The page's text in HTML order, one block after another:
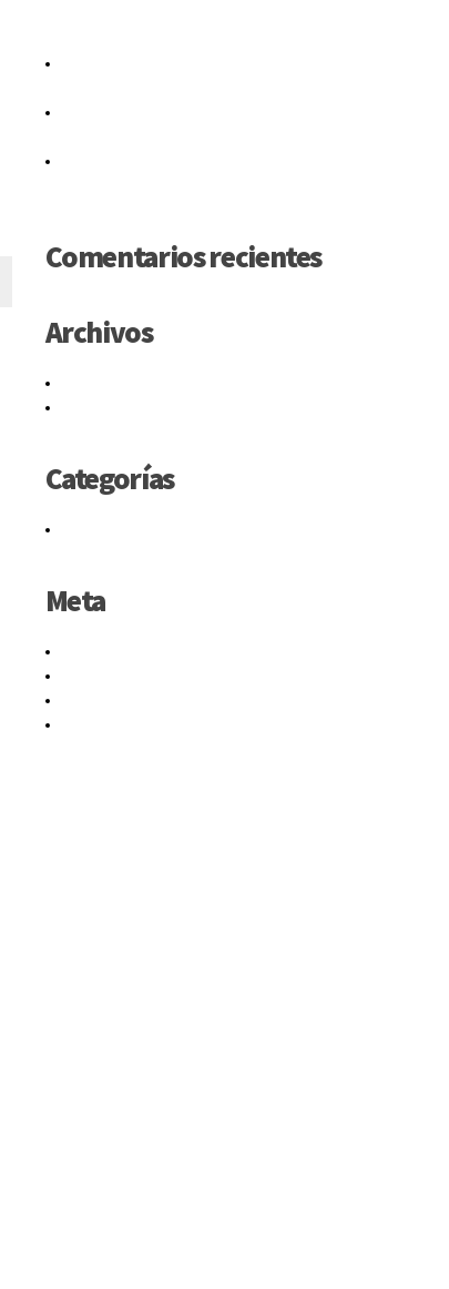
Comentarios recientes
Archivos
Categorías
Meta